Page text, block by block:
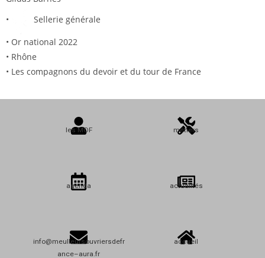
•
Sellerie générale
• Or national 2022
• Rhône
• Les compagnons du devoir et du tour de France
les MOF métiers
agenda actualités
info@meulleursouvriersdefr
ance–aura.fr
accueil